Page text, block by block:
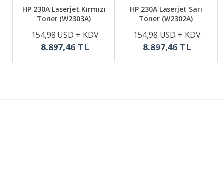
HP 230A Laserjet Kırmızı
Toner (W2303A)
154,98 USD + KDV
8.897,46 TL
HP 230A Laserjet Sarı
Toner (W2302A)
154,98 USD + KDV
8.897,46 TL